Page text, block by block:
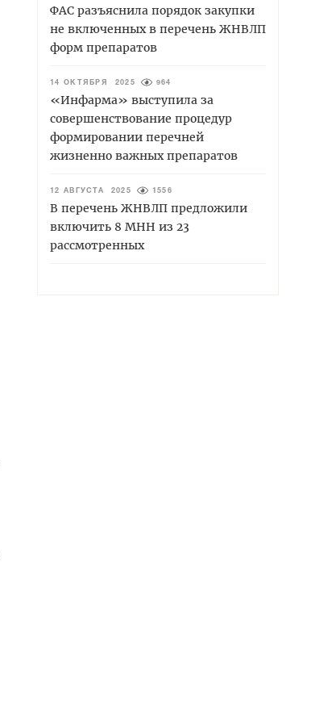
ФАС разъяснила порядок закупки
не включенных в перечень ЖНВЛП
форм препаратов
14 ОКТЯБРЯ 2025 964
«Инфарма» выступила за
совершенствование процедур
формировании перечней
жизненно важных препаратов
12 АВГУСТА 2025 1556
В перечень ЖНВЛП предложили
включить 8 МНН из 23
рассмотренных